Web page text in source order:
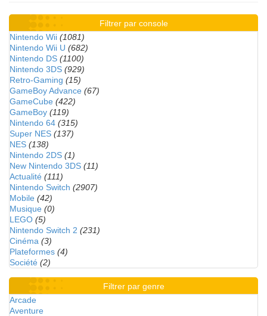
Filtrer par console
Nintendo Wii (1081)
Nintendo Wii U (682)
Nintendo DS (1100)
Nintendo 3DS (929)
Retro-Gaming (15)
GameBoy Advance (67)
GameCube (422)
GameBoy (119)
Nintendo 64 (315)
Super NES (137)
NES (138)
Nintendo 2DS (1)
New Nintendo 3DS (11)
Actualité (111)
Nintendo Switch (2907)
Mobile (42)
Musique (0)
LEGO (5)
Nintendo Switch 2 (231)
Cinéma (3)
Plateformes (4)
Société (2)
Filtrer par genre
Arcade
Aventure